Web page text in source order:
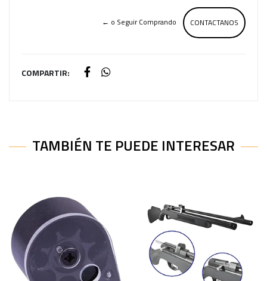
CONTACTANOS
← o Seguir Comprando
COMPARTIR:
TAMBIÉN TE PUEDE INTERESAR